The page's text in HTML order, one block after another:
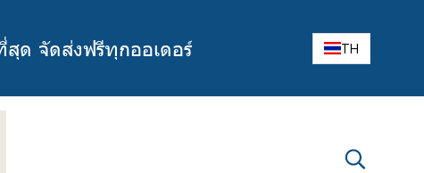
สุด จัดส่งฟรีทุกออเดอร์ TH